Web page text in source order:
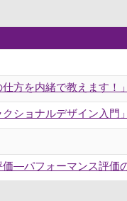
方を内緒で教えます！」
ショナルデザイン入門」
―パフォーマンス評価